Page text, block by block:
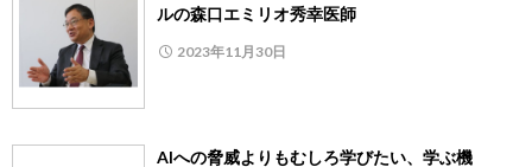
ルの森口エミリオ秀幸医師
2023年11月30日
AIへの脅威よりもむしろ学びたい、学ぶ機